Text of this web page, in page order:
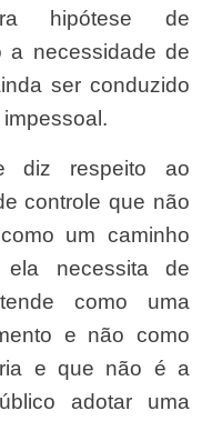
hipótese de
a necessidade de
ser conduzido
controle que não
um caminho
necessita de
como uma
e não como
e que não é a
adotar uma